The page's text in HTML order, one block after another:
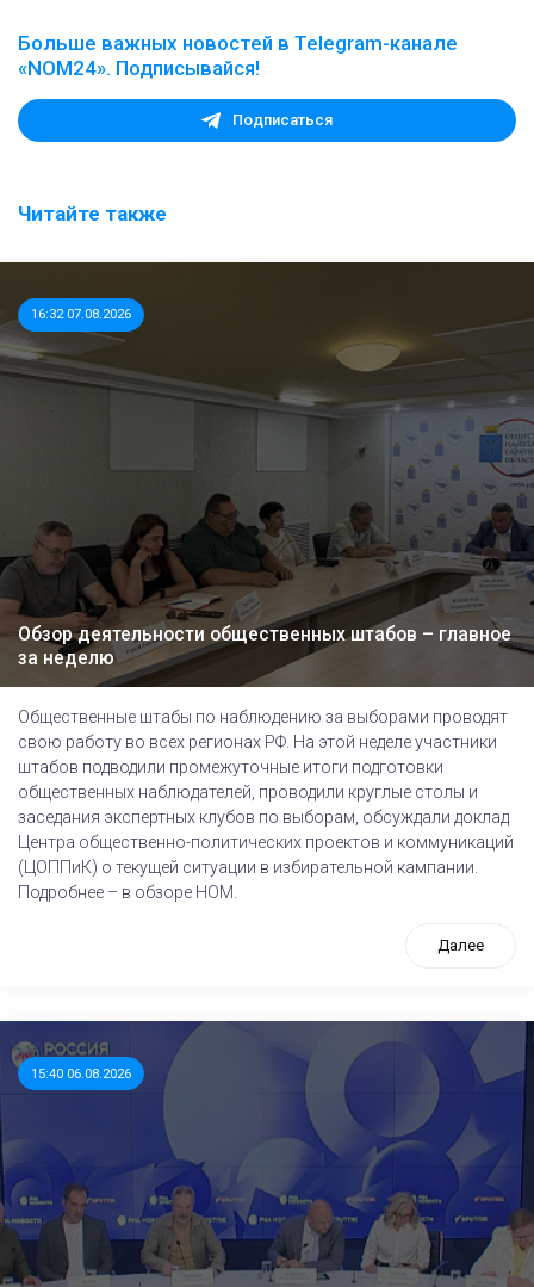
Больше важных новостей в Telegram-канале
«NOM24». Подписывайся!
Подписаться
Читайте также
16:32 07.08.2026
Обзор деятельности общественных штабов – главное
за неделю
Общественные штабы по наблюдению за выборами проводят
свою работу во всех регионах РФ. На этой неделе участники
штабов подводили промежуточные итоги подготовки
общественных наблюдателей, проводили круглые столы и
заседания экспертных клубов по выборам, обсуждали доклад
Центра общественно-политических проектов и коммуникаций
(ЦОППиК) о текущей ситуации в избирательной кампании.
Подробнее – в обзоре НОМ.
Далее
15:40 06.08.2026